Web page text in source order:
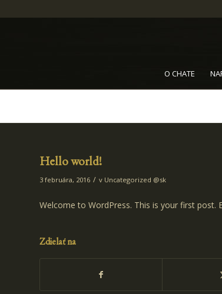
O CHATE
Hello world!
3 februára, 2016 / v Uncategorized @sk
Welcome to WordPress. This is your first post.
Zdielať na